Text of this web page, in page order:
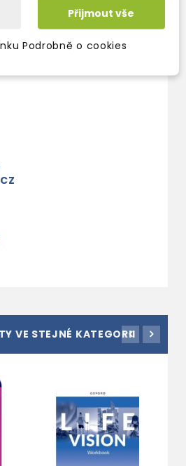
VE STEJNÉ KATEGORII
Přijmout vše
Podrobně o cookies